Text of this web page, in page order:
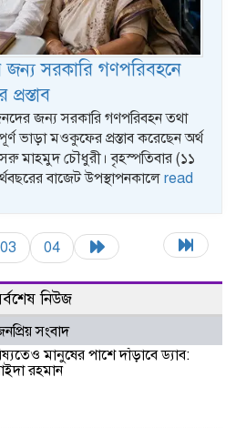
জন্য সরকারি গণপরিবহনে
জন্য সরকারি গণপরিবহন তথা
ভাড়া মওকুফের প্রস্তাব করেছেন অর্থ
মাহমুদ চৌধুরী। বৃহস্পতিবার (১১
বাজেট উপস্থাপনকালে read
03 04
নিউজ
সংবাদ
মানুষের পাশে দাঁড়াবে ড্যাব:
রহমান